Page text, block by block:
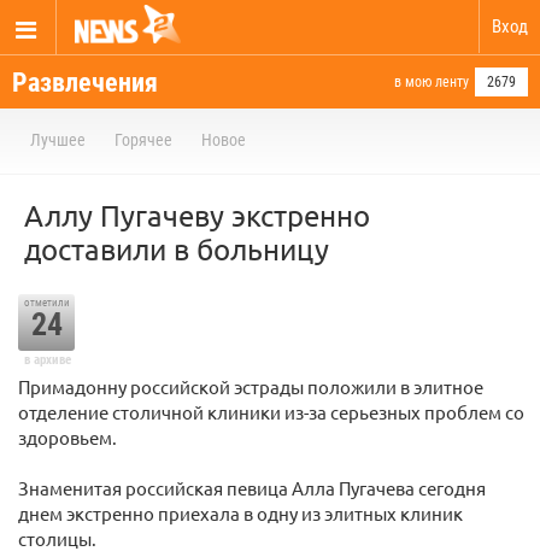
Вход
Развлечения в мою ленту 2679
Лучшее Горячее Новое
Аллу Пугачеву экстренно
доставили в больницу
отметили
24
в архиве
Примадонну российской эстрады положили в элитное
отделение столичной клиники из-за серьезных проблем со
здоровьем.
Знаменитая российская певица Алла Пугачева сегодня
днем экстренно приехала в одну из элитных клиник
столицы.